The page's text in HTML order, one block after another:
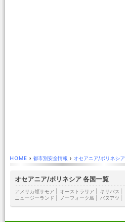
HOME › 都市別安全情報 › オセアニア/ポリネシア
オセアニア/ポリネシア 各国一覧
アメリカ領サモア オーストラリア キリバス
ニュージーランド
ノーフォーク島 バヌアツ